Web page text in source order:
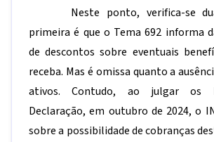
Neste ponto, verifica-se
primeira é que o Tema 692 informa
de descontos sobre eventuais
receba. Mas é omissa quanto a
ativos. Contudo, ao julgar os
Declaração, em outubro de 2024, o
sobre a possibilidade de cobranças